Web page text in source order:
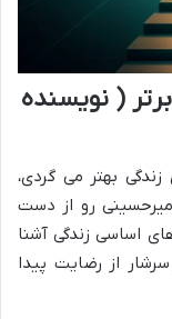
( نویسنده
بهتر می گردی،
رو از دست
اساسی زندگی آشنا
از رضایت پیدا